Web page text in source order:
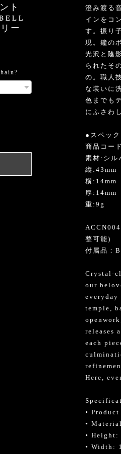
ト
bell
ー
澄み渡る
インをコ
す。振り
現。鐘の
光沢と陰
られたそ
の。職人
な装いに
色までも
にふさわ
●スペック
商品コー
素材:シル
縦:43mm
横:14mm
厚:14mm
重:9g
整可能)
付属品：
Crystal-
our
temple,
releases
each
Here,
• Product
•
• Height:
• Width: